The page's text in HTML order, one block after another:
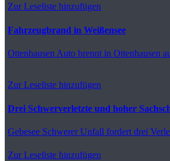
Zur Leseliste hinzufügen
Fahrzeugbrand in Weißensee
Ottenhausen Auto brennt in Ottenhausen
Zur Leseliste hinzufügen
Drei Schwerverletzte und hoher
Gebesee Schwerer Unfall fordert drei
Zur Leseliste hinzufügen